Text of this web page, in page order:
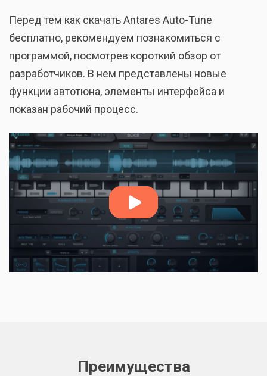
Перед тем как скачать Antares Auto-Tune
бесплатно, рекомендуем познакомиться с
программой, посмотрев короткий обзор от
разработчиков. В нем представлены новые
функции автотюна, элементы интерфейса и
показан рабочий процесс.
Преимущества